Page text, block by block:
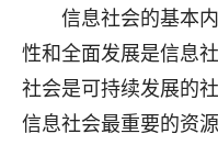
信息社会的基本
性和全面发展是信息
社会是可持续发展的
信息社会最重要的资源